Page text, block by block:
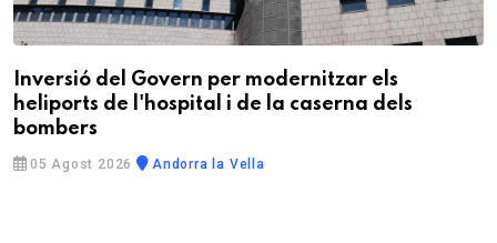
Inversió del Govern per modernitzar els
heliports de l'hospital i de la caserna dels
bombers
05 Agost 2026 Andorra la Vella